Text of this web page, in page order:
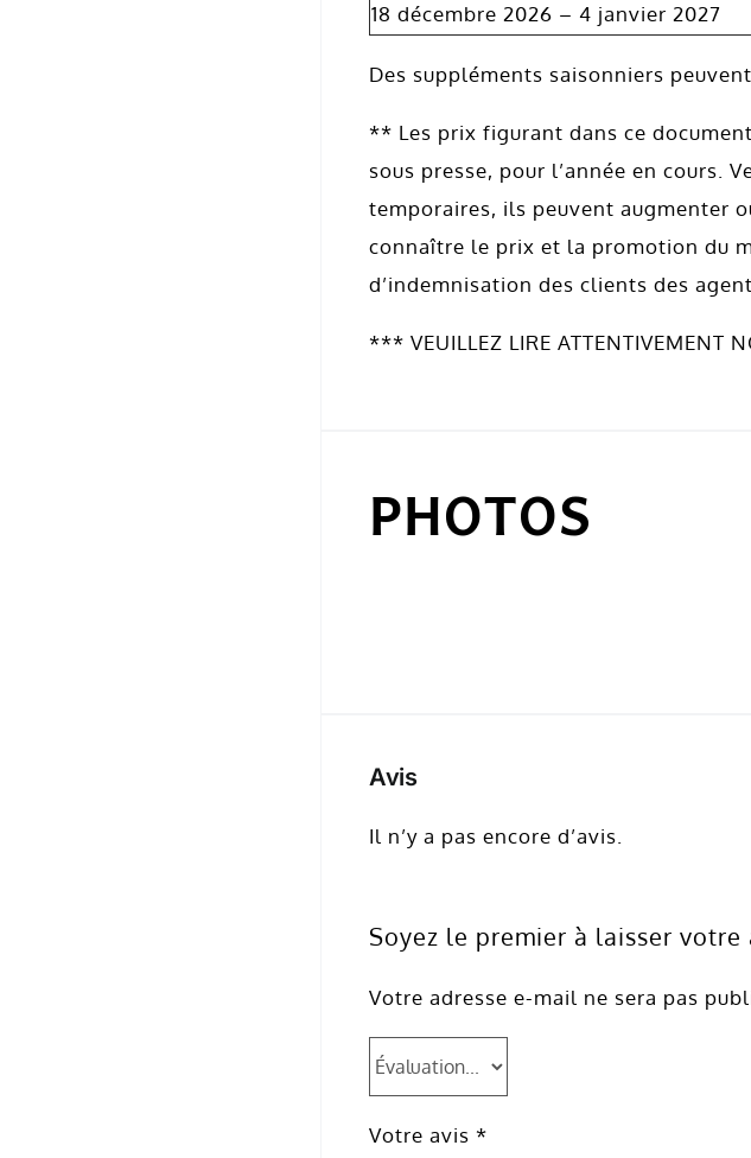
18 décembre 2026 – 4 janvier 2027
Des suppléments saisonniers
** Les prix figurant dans ce
sous presse, pour l’année en cours.
temporaires, ils peuvent augmenter
connaître le prix et la promotion du
d’indemnisation des clients des
*** VEUILLEZ LIRE ATTENTIVEMENT
PHOTOS
Avis
Il n’y a pas encore d’avis.
Soyez le premier à laisser votre
Votre adresse e-mail ne sera pas
Votre avis *